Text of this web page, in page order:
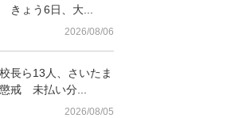
きょう6日、大...
2026/08/06
長ら13人、さいたま
戒 未払い分...
2026/08/05